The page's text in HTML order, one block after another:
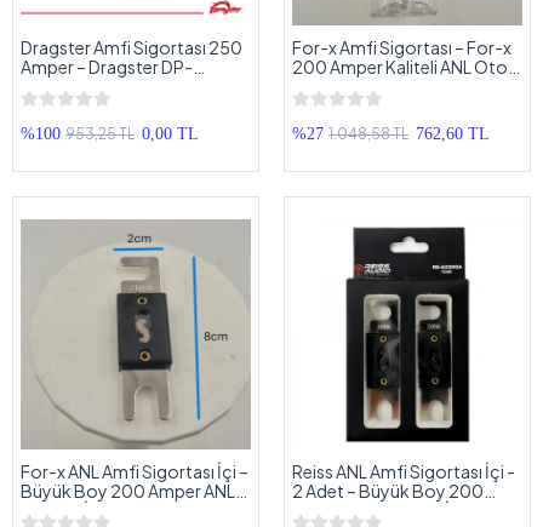
Dragster Amfi Sigortası 250
Amper – Dragster DP-
250ANL 250 Amper Kaliteli
ANL Oto Anfi Sigortası -
Dragster - 200A
%100 953,25 TL 0,00 TL
For-x Amfi Sigortası – For-x
200 Amper Kaliteli ANL Oto
Anfi Sigortası
%27 1.048,58 TL 762,60 TL
For-x ANL Amfi Sigortası İçi –
Büyük Boy 200 Amper ANL
Sigorta İçi – 200A Kaliteli
Reiss ANL Amfi Sigortası İçi -
2 Adet – Büyük Boy 200
Amper ANL Sigorta İçi – 2